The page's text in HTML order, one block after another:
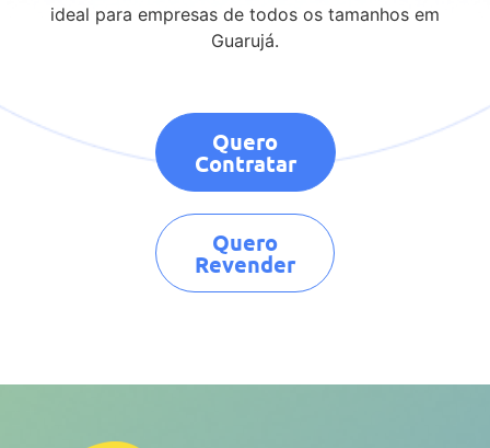
ideal para empresas de todos os tamanhos em
Guarujá.
Quero
Contratar
Quero
Revender